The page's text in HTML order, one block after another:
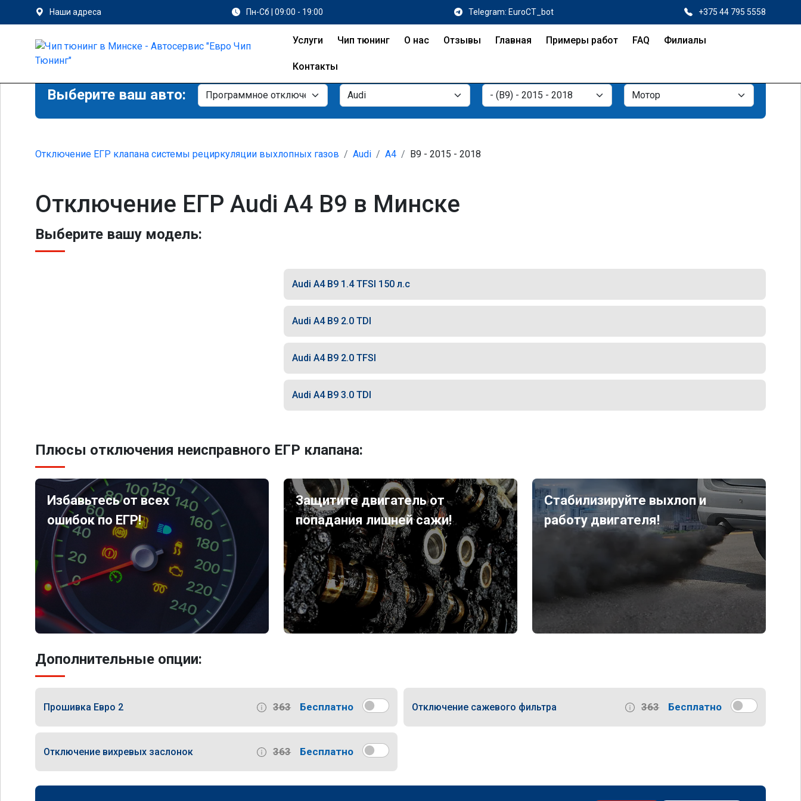
Наши адреса Пн-Сб | 09:00 - 19:00 Telegram: EuroCT_bot +375 44 795 5558
Услуги Чип тюнинг О нас Отзывы Главная Примеры работ FAQ Филиалы
Контакты
Выберите ваш авто:
Отключение ЕГР клапана системы рециркуляции выхлопных газов Audi A4 B9 - 2015 - 2018
Отключение ЕГР Audi A4 B9 в Минске
Выберите вашу модель:
Audi A4 B9 1.4 TFSI 150 л.с
Audi A4 B9 2.0 TDI
Audi A4 B9 2.0 TFSI
Audi A4 B9 3.0 TDI
Плюсы отключения неисправного ЕГР клапана:
Избавьтесь от всех
ошибок по ЕГР!
Защитите двигатель от
попадания лишней сажи!
Стабилизируйте выхлоп и
работу двигателя!
Дополнительные опции:
Прошивка Евро 2 363 Бесплатно Отключение сажевого фильтра 363 Бесплатно
Отключение вихревых заслонок 363 Бесплатно